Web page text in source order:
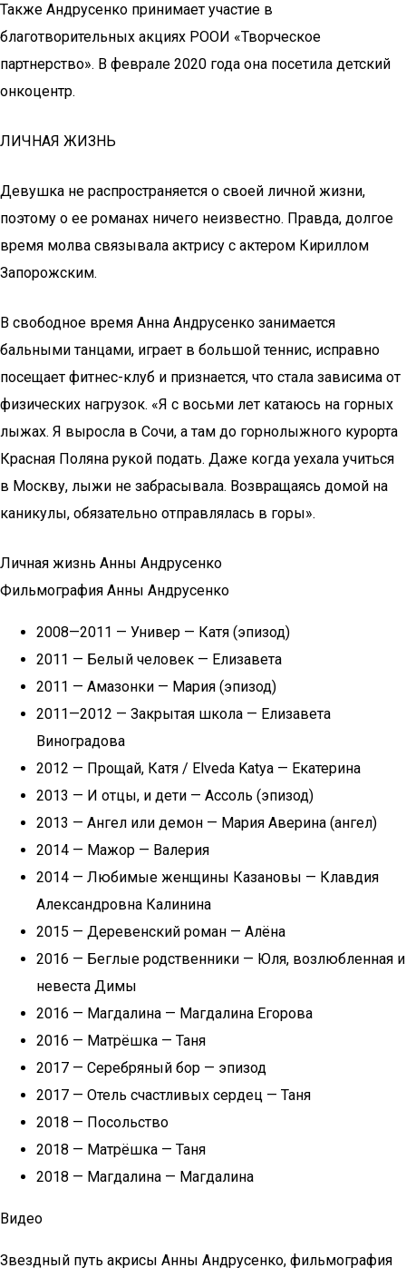
Также Андрусенко принимает участие в
благотворительных акциях РООИ «Творческое
партнерство». В феврале 2020 года она посетила детский
онкоцентр.
ЛИЧНАЯ ЖИЗНЬ
Девушка не распространяется о своей личной жизни,
поэтому о ее романах ничего неизвестно. Правда, долгое
время молва связывала актрису с актером Кириллом
Запорожским.
В свободное время Анна Андрусенко занимается
бальными танцами, играет в большой теннис, исправно
посещает фитнес-клуб и признается, что стала зависима от
физических нагрузок. «Я с восьми лет катаюсь на горных
лыжах. Я выросла в Сочи, а там до горнолыжного курорта
Красная Поляна рукой подать. Даже когда уехала учиться
в Москву, лыжи не забрасывала. Возвращаясь домой на
каникулы, обязательно отправлялась в горы».
Личная жизнь Анны Андрусенко
Фильмография Анны Андрусенко
2008—2011 — Универ — Катя (эпизод)
2011 — Белый человек — Елизавета
2011 — Амазонки — Мария (эпизод)
2011—2012 — Закрытая школа — Елизавета
Виноградова
2012 — Прощай, Катя / Elveda Katya — Екатерина
2013 — И отцы, и дети — Ассоль (эпизод)
2013 — Ангел или демон — Мария Аверина (ангел)
2014 — Мажор — Валерия
2014 — Любимые женщины Казановы — Клавдия
Александровна Калинина
2015 — Деревенский роман — Алёна
2016 — Беглые родственники — Юля, возлюбленная и
невеста Димы
2016 — Магдалина — Магдалина Егорова
2016 — Матрёшка — Таня
2017 — Серебряный бор — эпизод
2017 — Отель счастливых сердец — Таня
2018 — Посольство
2018 — Матрёшка — Таня
2018 — Магдалина — Магдалина
Видео
Звездный путь акрисы Анны Андрусенко, фильмография